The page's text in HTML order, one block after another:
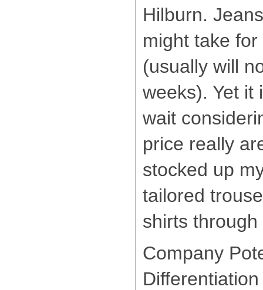
Hilburn.
might take
(usually will
weeks). Yet it
wait
price really
stocked up
tailored
shirts through
Company
Differentiation